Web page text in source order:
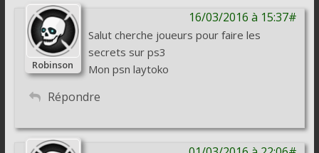
16/03/2016 à 15:37#
Robinson
Salut cherche joueurs pour faire les
secrets sur ps3
Mon psn laytoko
Répondre